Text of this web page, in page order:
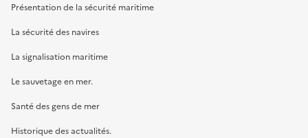
Présentation de la sécurité maritime
La sécurité des navires
La signalisation maritime
Le sauvetage en mer.
Santé des gens de mer
Historique des actualités.